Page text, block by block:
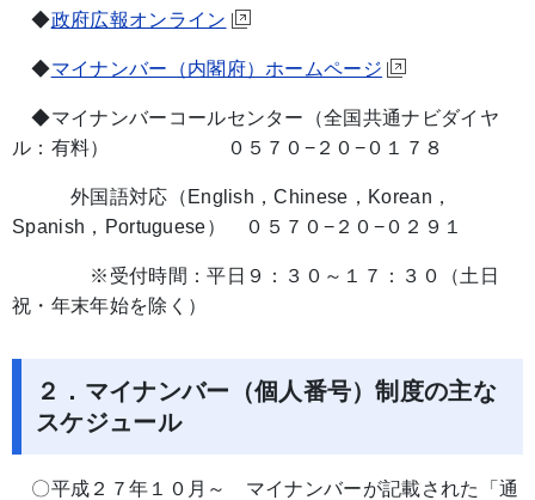
◆政府広報オンライン
◆マイナンバー（内閣府）ホームページ
◆マイナンバーコールセンター（全国共通ナビダイヤ
ル：有料） ０５７０−２０−０１７８
外国語対応（English，Chinese，Korean，
Spanish，Portuguese） ０５７０−２０−０２９１
※受付時間：平日９：３０～１７：３０（土日
祝・年末年始を除く）
２．マイナンバー（個人番号）制度の主な
スケジュール
〇平成２７年１０月～ マイナンバーが記載された「通